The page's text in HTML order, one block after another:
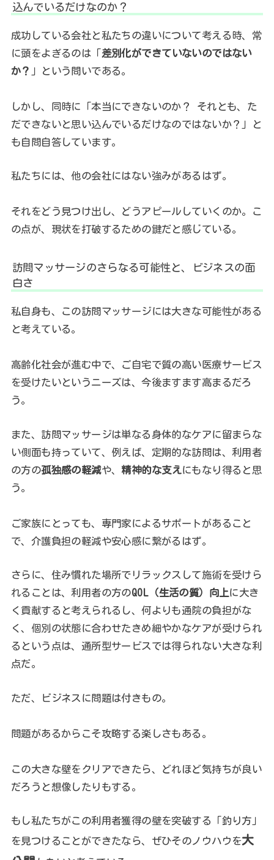
込んでいるだけなのか？
成功している会社と私たちの違いについて考える時、常
に頭をよぎるのは「差別化ができていないのではない
か？ 」という問いである。
しかし、同時に「本当にできないのか？ それとも、た
だできないと思い込んでいるだけなのではないか？」と
も自問自答しています。
私たちには、他の会社にはない強みがあるはず。
それをどう見つけ出し、どうアピールしていくのか。こ
の点が、現状を打破するための鍵だと感じている。
訪問マッサージのさらなる可能性と、ビジネスの面
白さ
私自身も、この訪問マッサージには大きな可能性がある
と考えている。
高齢化社会が進む中で、ご自宅で質の高い医療サービス
を受けたいというニーズは、今後ますます高まるだろ
う。
また、訪問マッサージは単なる身体的なケアに留まらな
い側面も持っていて、例えば、定期的な訪問は、利用者
の方の孤独感の軽減や、 精神的な支え にもなり得ると思
う。
ご家族にとっても、専門家によるサポートがあること
で、介護負担の軽減や安心感に繋がるはず。
さらに、住み慣れた場所でリラックスして施術を受けら
れることは、利用者の方のQOL（生活の質）向上に大き
く貢献すると考えられるし、何よりも通院の負担がな
く、個別の状態に合わせたきめ細やかなケアが受けられ
るという点は、通所型サービスでは得られない大きな利
点だ。
ただ、ビジネスに問題は付きもの。
問題があるからこそ攻略する楽しさもある。
この大きな壁をクリアできたら、どれほど気持ちが良い
だろうと想像したりもする。
もし私たちがこの利用者獲得の壁を突破する「釣り方」
を見つけることができたなら、ぜひそのノウハウを大